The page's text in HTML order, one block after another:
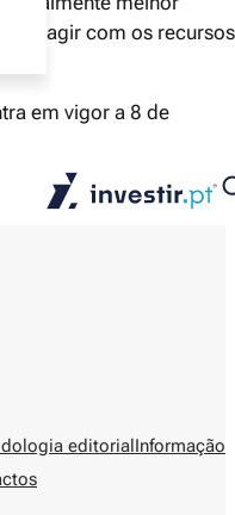
com os recursos
em vigor a 8 de
editorialInformação